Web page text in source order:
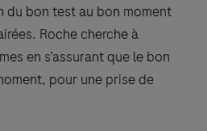
du bon test au bon moment
Roche cherche à
en s’assurant que le bon
pour une prise de